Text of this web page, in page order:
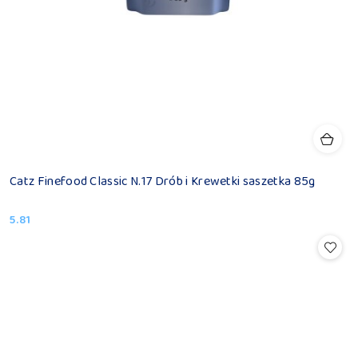
Catz Finefood Classic N.17 Drób i Krewetki saszetka 85g
Cena:
5.81